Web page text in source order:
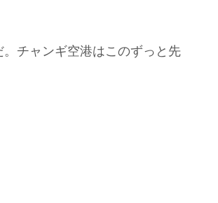
チャンギ空港はこのずっと先